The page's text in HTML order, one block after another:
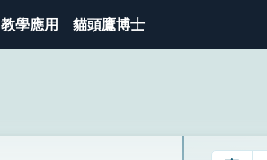
教學應用 貓頭鷹博士